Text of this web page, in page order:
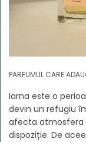
PARFUMUL CARE
Iarna este o
devin un refugiu
afecta atmosfera
dispoziție. De